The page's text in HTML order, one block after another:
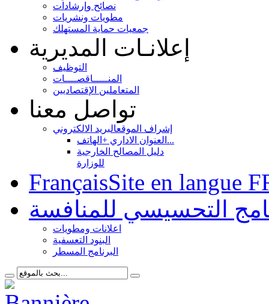
نصائح وإرشادات
مطويات ونشريات
جمعيات حماية المستهلك
إعلانـات المديرية
التوظيف
المنـــــاقصــــات
المتعاملين الإقتصاديين
تواصل معنا
إشراف الموقعالبريد الالكتروني
العنوان الاداري +الهاتف...
دليل المصالح الخارجية
للوزارة
FrançaisSite en langue
التحسيسي للمنافسة
اعلانات ومطويات
البنود التعسفية
البرنامج المسطر